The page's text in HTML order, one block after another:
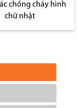
chống cháy hình
chữ nhật